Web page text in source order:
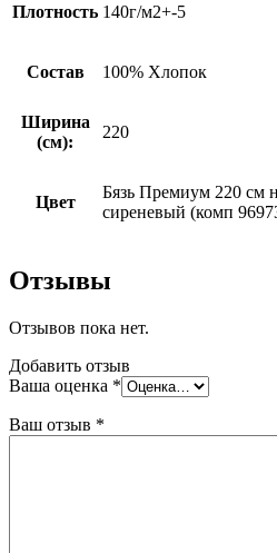
Плотность 140г/м2+-5
Состав 100% Хлопок
Ширина
(см):
220
Цвет
Бязь Премиум 220 см
сиреневый (комп
Отзывы
Отзывов пока нет.
Добавить отзыв
Ваша оценка *
Ваш отзыв *